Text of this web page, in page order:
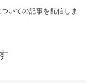
いての記事を配信しま